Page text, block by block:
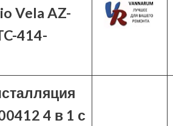
Vela AZ-
414-
4 в 1 с